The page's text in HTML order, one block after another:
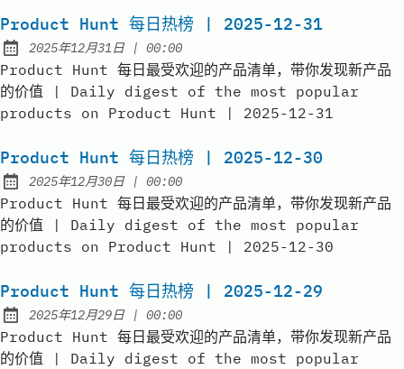
Product Hunt 每日热榜 | 2025-12-31
Published:
2025年12月31日| at
00:00
Product Hunt 每日最受欢迎的产品清单，带你发现新产品
的价值 | Daily digest of the most popular
products on Product Hunt | 2025-12-31
Product Hunt 每日热榜 | 2025-12-30
Published:
2025年12月30日| at
00:00
Product Hunt 每日最受欢迎的产品清单，带你发现新产品
的价值 | Daily digest of the most popular
products on Product Hunt | 2025-12-30
Product Hunt 每日热榜 | 2025-12-29
Published:
2025年12月29日| at
00:00
Product Hunt 每日最受欢迎的产品清单，带你发现新产品
的价值 | Daily digest of the most popular